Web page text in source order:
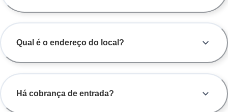
Qual é o endereço do local?
Há cobrança de entrada?